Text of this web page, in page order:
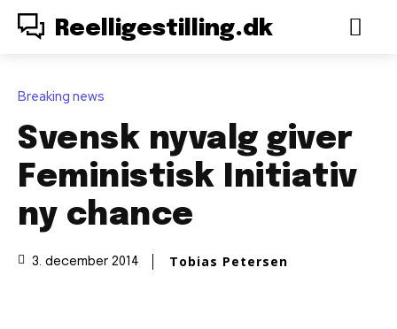
Reelligestilling.dk
Breaking news
Svensk nyvalg giver
Feministisk Initiativ
ny chance
3. december 2014 Tobias Petersen